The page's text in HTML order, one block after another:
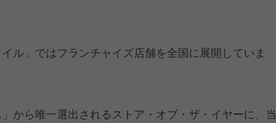
ル」ではフランチャイズ店舗を全国に展開していま
から唯一選出されるストア・オブ・ザ・イヤーに、当